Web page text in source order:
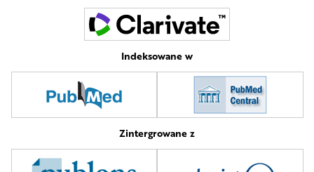
Indeksowane w
Zintergrowane z